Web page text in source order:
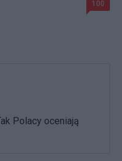
100
Polacy oceniają